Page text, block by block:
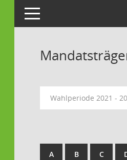
Toggle navigation
Wahlperiode 2021 -
A B C